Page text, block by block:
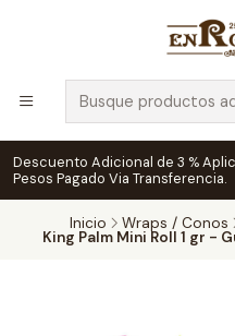
Descuento Adicional de 3 %
Pesos Pagado Via Transferencia.
Inicio Wraps / Conos
King Palm Mini Roll 1 gr -